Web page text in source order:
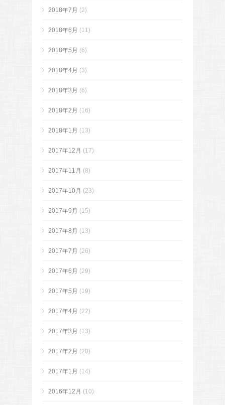
2018年7月 (2)
2018年6月 (11)
2018年5月 (6)
2018年4月 (3)
2018年3月 (6)
2018年2月 (16)
2018年1月 (13)
2017年12月 (17)
2017年11月 (8)
2017年10月 (23)
2017年9月 (15)
2017年8月 (13)
2017年7月 (26)
2017年6月 (29)
2017年5月 (19)
2017年4月 (22)
2017年3月 (13)
2017年2月 (20)
2017年1月 (14)
2016年12月 (10)